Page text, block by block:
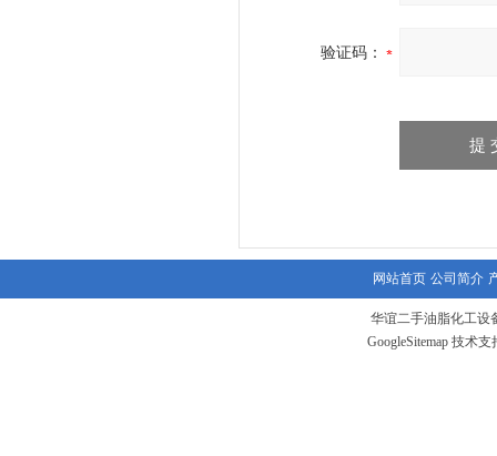
验证码：
网站首页 公司简介
华谊二手油脂化工设
GoogleSitemap 技术支